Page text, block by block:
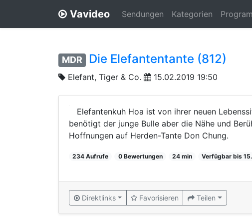
Vavideo Sendungen Kategorien
MDR Die Elefantentante (812)
Elefant, Tiger & Co. 15.02.2019 19:50
Elefantenkuh Hoa ist von ihrer neuen
benötigt der junge Bulle aber die Nähe und
Hoffnungen auf Herden-Tante Don Chung.
234 Aufrufe 0 Bewertungen 24 min Verfügbar bis
Direktlinks Favorisieren Teilen